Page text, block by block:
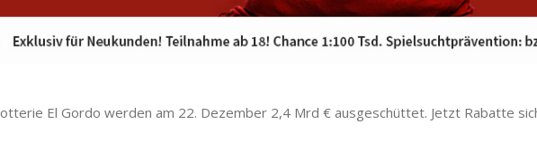
El Gordo werden am 22. Dezember 2,4 Mrd € ausgeschüttet. Jetzt Rabatte